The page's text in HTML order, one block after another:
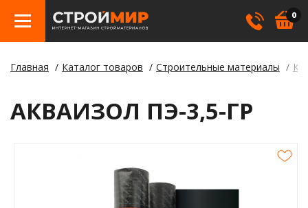
0
Лаки,
Отлив
Главная Каталог товаров Строительные материалы
АКВАИЗОЛ ПЭ-3,5-ГР